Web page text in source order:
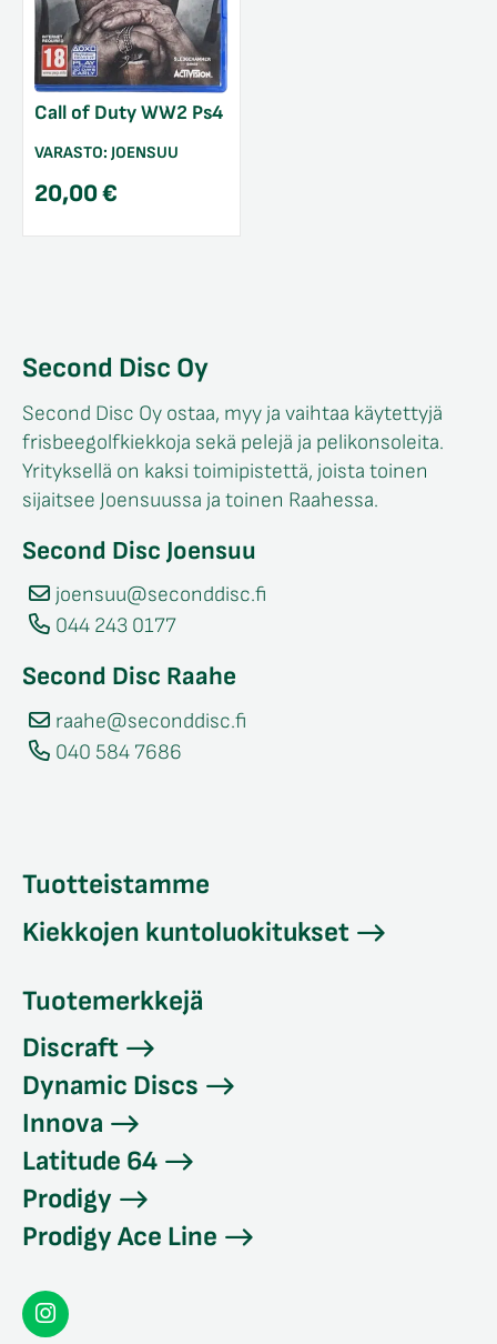
Call of Duty WW2 Ps4
VARASTO: JOENSUU
20,00€
Second Disc Oy
Second Disc Oy ostaa, myy ja vaihtaa käytettyjä
frisbeegolfkiekkoja sekä pelejä ja pelikonsoleita.
Yrityksellä on kaksi toimipistettä, joista toinen
sijaitsee Joensuussa ja toinen Raahessa.
Second Disc Joensuu
joensuu@seconddisc.fi
044 243 0177
Second Disc Raahe
raahe@seconddisc.fi
040 584 7686
Tuotteistamme
Kiekkojen kuntoluokitukset
Tuotemerkkejä
Discraft
Dynamic Discs
Innova
Latitude 64
Prodigy
Prodigy Ace Line
Seconddisc